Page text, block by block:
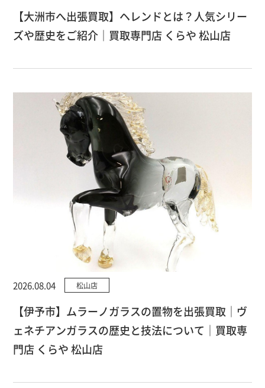
【大洲市へ出張買取】ヘレンドとは？人気シリー
ズや歴史をご紹介｜買取専門店 くらや 松山店
2026.08.04 松山店
【伊予市】ムラーノガラスの置物を出張買取｜ヴ
ェネチアンガラスの歴史と技法について｜買取専
門店 くらや 松山店